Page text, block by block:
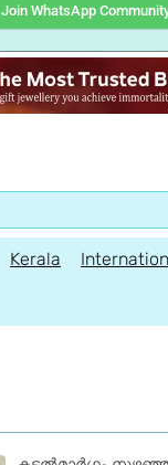
Join WhatsApp
Kerala